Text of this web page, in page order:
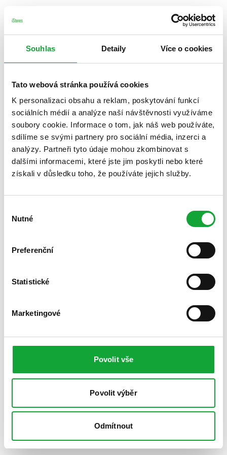
Souhlas Detaily Více o cookies
Tato webová stránka používá cookies
K personalizaci obsahu a reklam, poskytování funkcí
sociálních médií a analýze naší návštěvnosti využíváme
soubory cookie. Informace o tom, jak náš web používáte,
sdílíme se svými partnery pro sociální média, inzerci a
analýzy. Partneři tyto údaje mohou zkombinovat s
dalšími informacemi, které jste jim poskytli nebo které
získali v důsledku toho, že používáte jejich služby.
souhlasu
Nutné
Preferenční
Statistické
Marketingové
Povolit vše
Povolit výběr
Odmítnout